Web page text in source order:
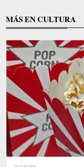
MÁS EN CULTURA